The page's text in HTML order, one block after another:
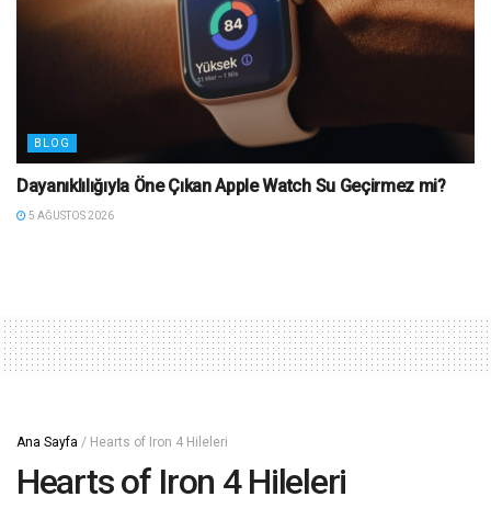
BLOG
Dayanıklılığıyla Öne Çıkan Apple Watch Su Geçirmez mi?
5 AĞUSTOS 2026
Ana Sayfa / Hearts of Iron 4 Hileleri
Hearts of Iron 4 Hileleri